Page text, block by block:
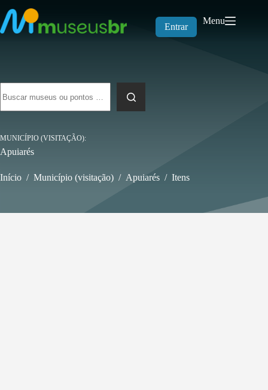
para
o
conteúdo
Entrar
Menu
resultados
MUNICÍPIO (VISITAÇÃO)
Apuiarés
Início / Município (visitação) / Apuiarés / Itens